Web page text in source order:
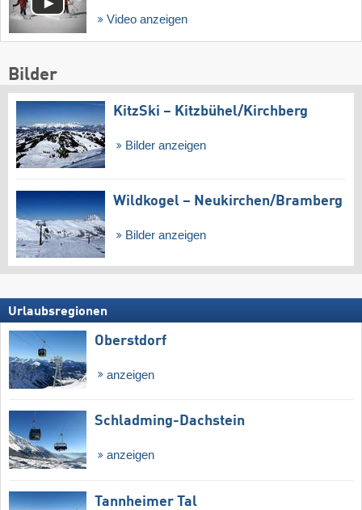
Video anzeigen
Bilder
KitzSki – Kitzbühel/​Kirchberg
Bilder anzeigen
Wildkogel – Neukirchen/​Bramberg
Bilder anzeigen
Urlaubsregionen
Oberstdorf
anzeigen
Schladming-Dachstein
anzeigen
Tannheimer Tal